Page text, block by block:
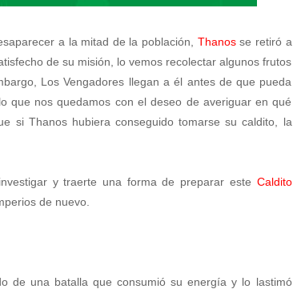
a la mitad de la población, Thanosse retiró a
de su misión, lo vemos recolectar algunos frutos
Los Vengadores llegan a él antes de que pueda
que nos quedamos con el deseo de averiguar en qué
si Thanos hubiera conseguido tomarse su caldito, la
y traerte una forma de preparar este Caldito
de nuevo.
de una batalla que consumió su energía y lo lastimó